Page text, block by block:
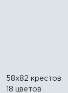
58x82 крестов
18 цветов